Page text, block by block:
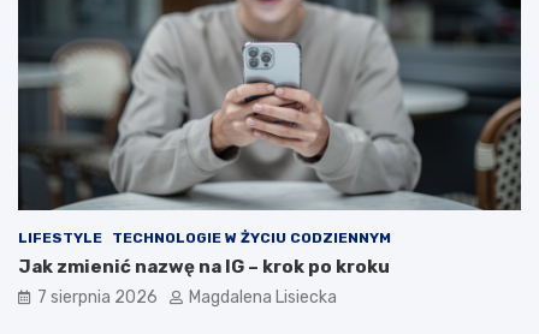
e
t
s
m
o
u
z
d
z
c
z
LIFESTYLE TECHNOLOGIE W ŻYCIU CODZIENNYM
Jak zmienić nazwę na IG – krok po kroku
7 sierpnia 2026 Magdalena Lisiecka